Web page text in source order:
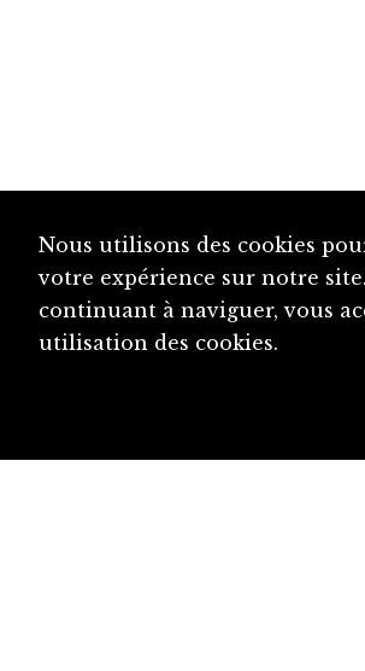
Nous utilisons des cookies
votre expérience sur notre
continuant à naviguer, vous
utilisation des cookies.